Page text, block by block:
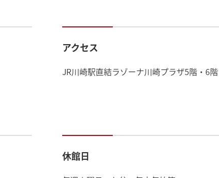
アクセス
JR川崎駅直結ラゾーナ川崎プラザ5階・6階
休館日